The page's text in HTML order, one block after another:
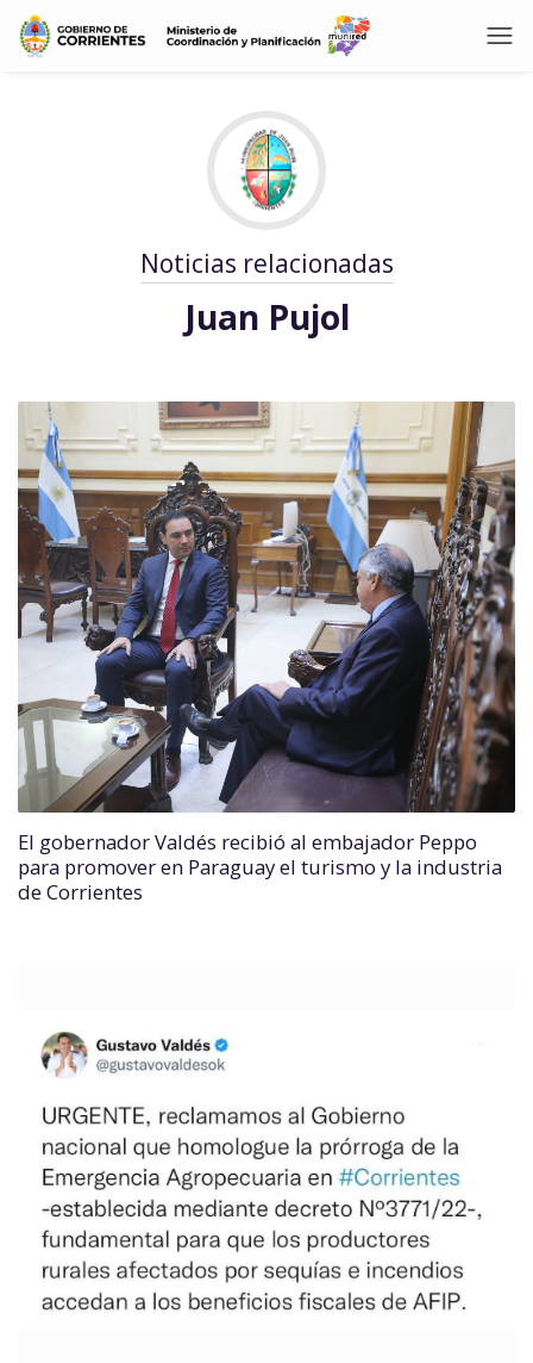
Noticias relacionadas
Juan Pujol
El gobernador Valdés recibió al embajador Peppo
para promover en Paraguay el turismo y la industria
de Corrientes